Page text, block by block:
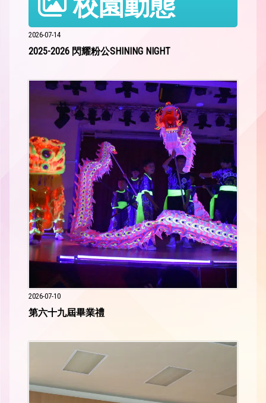
紅新月組 總冠軍 5B 張希樂
14TH HKBDI CUP Ballroom Dance Championships
Solo Medalist Under 8 CCC 6thPlace
4C 蕭
頌兒
Solo Medalist Under 8 Rumba 5thPlace
4C
蕭頌兒
Solo Medalist Under 8 Jive 5thPlace
頌兒
The Macau Arts of Dance Festival 2026
10-12 years old Jazz(Solo) Sliver Award
4B
彭梓
瑜
校園動態
2026-07-14
2025-2026 閃耀粉公SHINING NIGHT
2026-07-10
第六十九屆畢業禮